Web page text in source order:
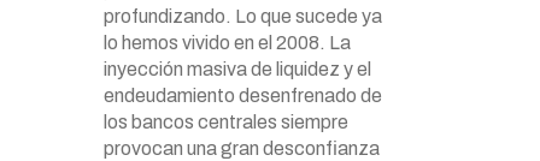
profundizando. Lo que sucede ya
lo hemos vivido en el 2008. La
inyección masiva de liquidez y el
endeudamiento desenfrenado de
los bancos centrales siempre
provocan una gran desconfianza